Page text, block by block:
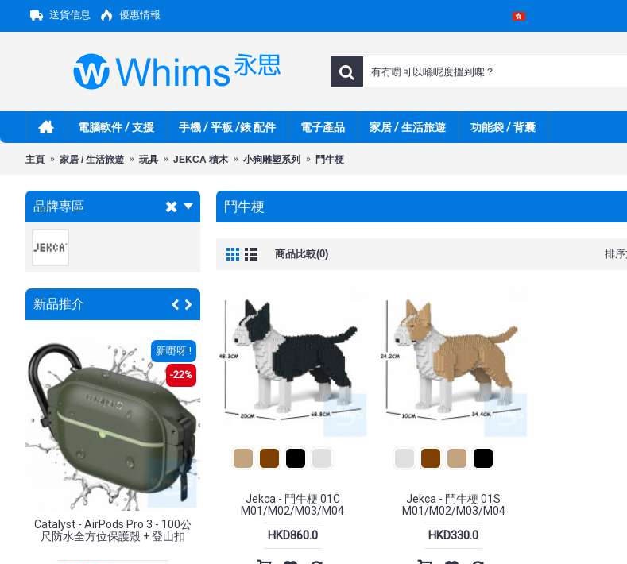
送貨信息 優惠情報
電腦軟件 / 支援 手機 / 平板 /錶 配件 電子產品 家居 / 生活旅遊 功能袋 / 背囊
主頁 家居 / 生活旅遊 玩具 JEKCA 積木 小狗雕塑系列 鬥牛梗
品牌專區
新品推介
新嘢呀 !
-1%
Catalyst - Influence Case,
MagSafe Compatible iPhone 17
新嘢呀 !
Xtrike-Me - GW-301 2.4G 無線滑
鼠
HP - Professor 1 三模無線滑鼠
鬥牛梗
商品比較(0) 排序
Jekca - 鬥牛梗 01C
M01/M02/M03/M04
HKD860.0
Jekca - 鬥牛梗 01S
M01/M02/M03/M04
HKD330.0